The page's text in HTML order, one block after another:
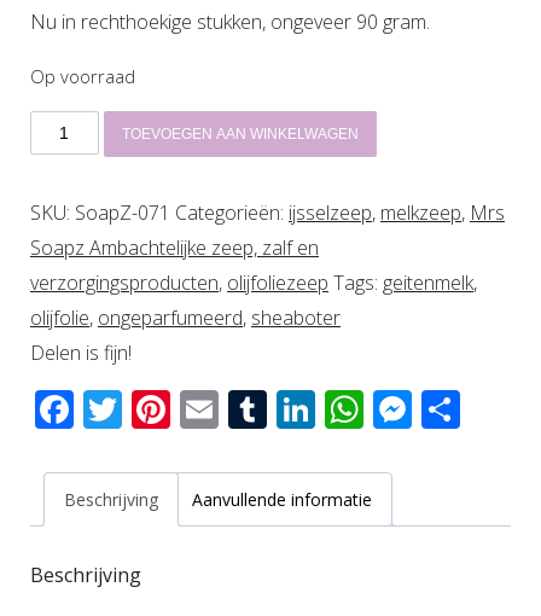
Nu in rechthoekige stukken, ongeveer 90 gram.
Op voorraad
Zeep
met
TOEVOEGEN AAN WINKELWAGEN
SKU: SoapZ-071 Categorieën: ijsselzeep, melkzeep, Mrs
Soapz Ambachtelijke zeep, zalf en
verzorgingsproducten, olijfoliezeep Tags: geitenmelk,
olijfolie, ongeparfumeerd, sheaboter
Delen is fijn!
Facebook
Twitter
Pinterest
EmailTumblr
LinkedIn
Beschrijving Aanvullende informatie
Beschrijving